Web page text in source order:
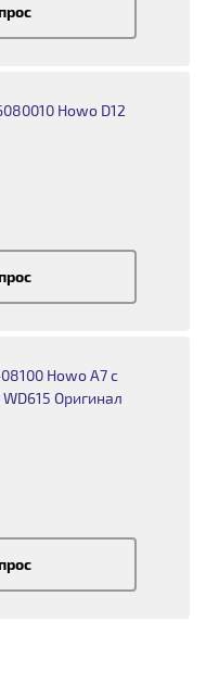
Howo D12
Howo A7 с
Оригинал